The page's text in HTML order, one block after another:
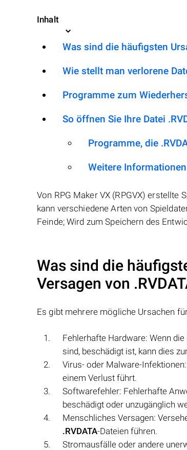
Inhalt
Was sind die häufigsten
Wie stellt man verlorene
Programme zum
So öffnen Sie Ihre Datei
Programme, die
Weitere Informationen
Von RPG Maker VX (RPGVX)
kann verschiedene Arten von
Feinde; Wird zum Speichern des
Was sind die
Versagen von
Es gibt mehrere mögliche Ursachen
Fehlerhafte Hardware: Wenn
sind, beschädigt ist, kann dies
Virus- oder Malware-
einem Verlust führt.
Softwarefehler: Fehlerhafte
beschädigt oder unzugänglich
Menschliches Versagen:
.RVDATA-Dateien führen.
Stromausfälle oder andere